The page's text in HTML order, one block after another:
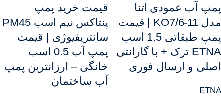
پمپ آب عمودی اتنا
مدل KO7/6-11 | قیمت
پمپ طبقاتی 1.5 اسب
ETNA ترک + با گارانتی
اصلی و ارسال فوری
ETNA
قیمت خرید پمپ
پنتاکس نیم اسب PM45
سانتریفیوژی | قیمت
پمپ آب 0.5 اسب
خانگی – ارزانترین پمپ
آب ساختمان